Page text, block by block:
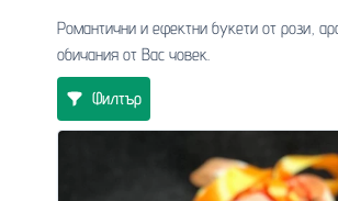
Романтични и ефектни букети от рози,
обичания от Вас човек.
Филтър